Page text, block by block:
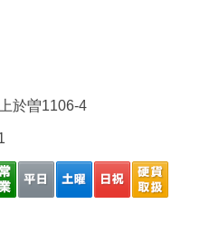
於曽1106-4